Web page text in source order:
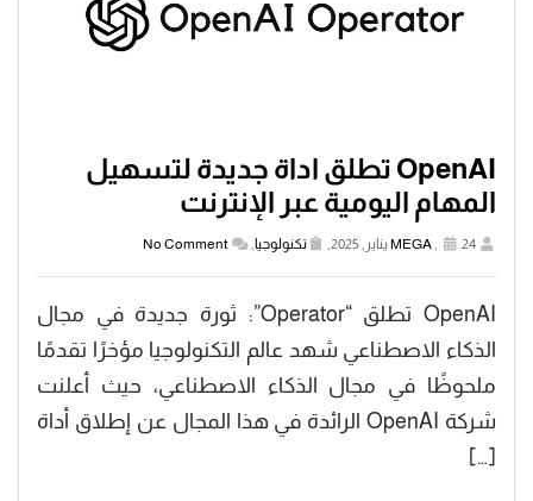
OpenAI تطلق اداة جديدة لتسهيل
المهام اليومية عبر الإنترنت
MEGA, 24 يناير, 2025, تكنولوجيا,
No Comment
OpenAI تطلق “Operator”: ثورة جديدة في مجال
الذكاء الاصطناعي شهد عالم التكنولوجيا مؤخرًا تقدمًا
ملحوظًا في مجال الذكاء الاصطناعي، حيث أعلنت
شركة OpenAI الرائدة في هذا المجال عن إطلاق أداة
[…]